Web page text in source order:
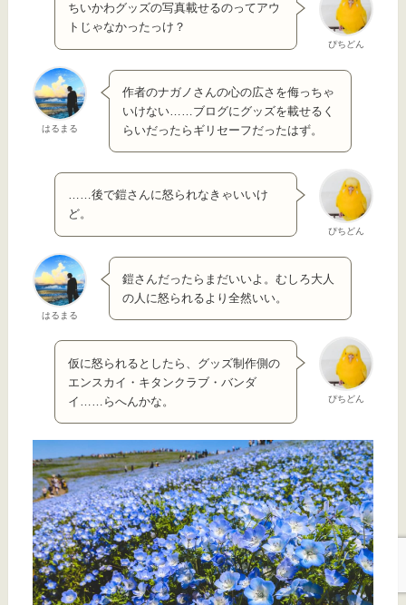
ぴちどん
ちいかわグッズの写真載せるのってアウ
トじゃなかったっけ？
はるまる
作者のナガノさんの心の広さを侮っちゃ
いけない……ブログにグッズを載せるく
らいだったらギリセーフだったはず。
ぴちどん
……後で鎧さんに怒られなきゃいいけ
ど。
はるまる
鎧さんだったらまだいいよ。むしろ大人
の人に怒られるより全然いい。
ぴちどん
仮に怒られるとしたら、グッズ制作側の
エンスカイ・キタンクラブ・バンダ
イ……らへんかな。